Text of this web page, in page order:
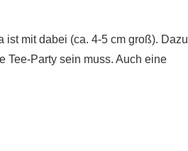
mit dabei (ca. 4-5 cm groß). Dazu
Tee-Party sein muss. Auch eine